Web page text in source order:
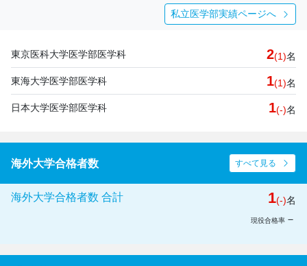
私立医学部実績ページへ
東京医科大学医学部医学科 2(1)名
東海大学医学部医学科 1(1)名
日本大学医学部医学科 1(-)名
海外大学合格者数 すべて見る
海外大学合格者数 合計 1(-)名
現役合格率 －